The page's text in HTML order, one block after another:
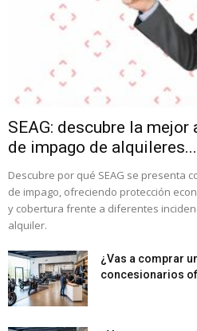
SEAG: descubre la
de impago de alquileres...
Descubre por qué SEAG se presenta
de impago, ofreciendo protección
y cobertura frente a diferentes
alquiler.
¿Vas a comprar
concesionarios